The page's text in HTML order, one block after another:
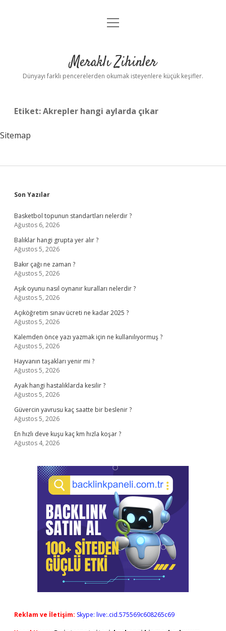
Anasayfa
Yasal Uyarı
menüyü
Meraklı Zihinler
Dünyayı farklı pencerelerden okumak isteyenlere küçük keşifler.
Etiket:Akrepler hangi aylarda çıkar
Sitemap
Sidebar
Son Yazılar
Basketbol topunun standartları nelerdir ?
Ağustos 6, 2026
Balıklar hangi grupta yer alır ?
Ağustos 5, 2026
Bakır çağı ne zaman ?
Ağustos 5, 2026
Aşık oyunu nasıl oynanır kuralları nelerdir ?
Ağustos 5, 2026
Açıköğretim sınav ücreti ne kadar 2025 ?
Ağustos 5, 2026
Kalemden önce yazı yazmak için ne kullanılıyormuş ?
Ağustos 5, 2026
Hayvanın taşakları yenir mi ?
Ağustos 5, 2026
Ayak hangi hastalıklarda kesilir ?
Ağustos 5, 2026
Güvercin yavrusu kaç saatte bir beslenir ?
Ağustos 5, 2026
En hızlı deve kuşu kaç km hızla koşar ?
Ağustos 4, 2026
Reklam ve İletişim: Skype: live:.cid.575569c608265c69